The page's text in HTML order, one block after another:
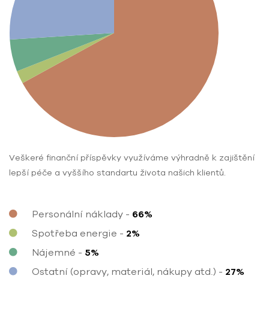
Veškeré finanční příspěvky využíváme výhradně k zajištění
lepší péče a vyššího standartu života našich klientů.
Personální náklady -
Spotřeba energie -
Nájemné -
Ostatní (opravy, materiál, nákupy atd.) -